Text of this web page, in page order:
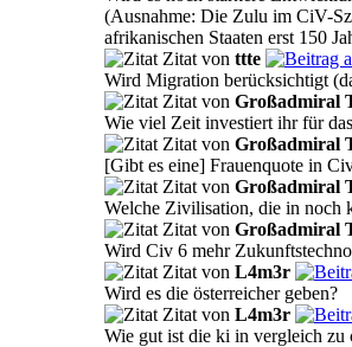
(Ausnahme: Die Zulu im CiV-
afrikanischen Staaten erst 150
Zitat von ttte
Wird Migration berücksichtigt
Zitat von Großadmiral
Wie viel Zeit investiert ihr für
Zitat von Großadmiral
[Gibt es eine] Frauenquote in
Zitat von Großadmiral
Welche Zivilisation, die in noch
Zitat von Großadmiral
Wird Civ 6 mehr
Zitat von L4m3r
Wird es die österreicher geben?
Zitat von L4m3r
Wie gut ist die ki in vergleich zu